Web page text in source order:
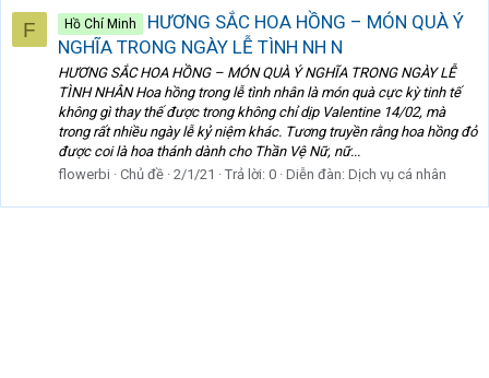
F Hồ Chí Minh
HƯƠNG SẮC HOA HỒNG – MÓN QUÀ Ý
NGHĨA TRONG NGÀY LỄ TÌNH NH N
HƯƠNG SẮC HOA HỒNG – MÓN QUÀ Ý NGHĨA TRONG NGÀY LỄ
TÌNH NHÂN Hoa hồng trong lễ tình nhân là món quà cực kỳ tinh tế
không gì thay thế được trong không chỉ dịp Valentine 14/02, mà
trong rất nhiều ngày lễ kỷ niệm khác. Tương truyền rằng hoa hồng đỏ
được coi là hoa thánh dành cho Thần Vệ Nữ, nữ...
flowerbi
Chủ đề 2/1/21 Trả lời: 0 Diễn đàn: Dịch vụ cá nhân